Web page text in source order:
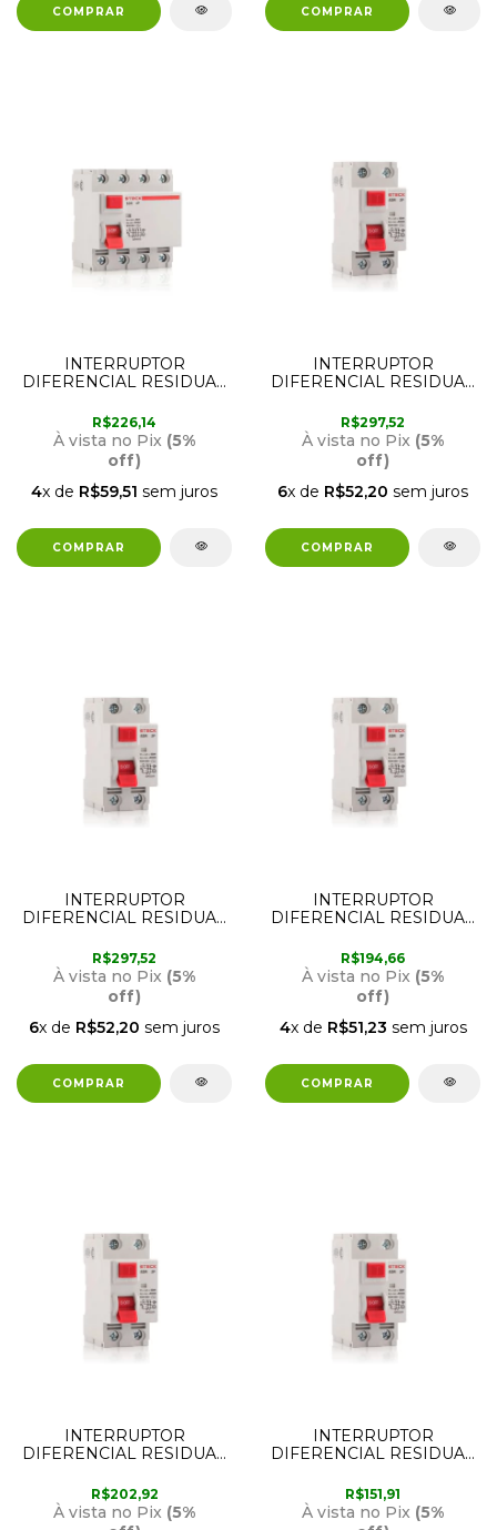
INTERRUPTOR
DIFERENCIAL RESIDUAL
30MA STECK
R$226,14
À vista no Pix (5%
off)
4x de R$59,51 sem juros
INTERRUPTOR
DIFERENCIAL RESIDUAL
30MA STECK
R$297,52
À vista no Pix (5%
off)
6x de R$52,20 sem juros
INTERRUPTOR
DIFERENCIAL RESIDUAL
30MA STECK
R$297,52
À vista no Pix (5%
off)
6x de R$52,20 sem juros
INTERRUPTOR
DIFERENCIAL RESIDUAL
30MA STECK
R$194,66
À vista no Pix (5%
off)
4x de R$51,23 sem juros
INTERRUPTOR
DIFERENCIAL RESIDUAL
30MA STECK
R$202,92
À vista no Pix (5%
INTERRUPTOR
DIFERENCIAL RESIDUAL
30MA STECK
R$151,91
À vista no Pix (5%